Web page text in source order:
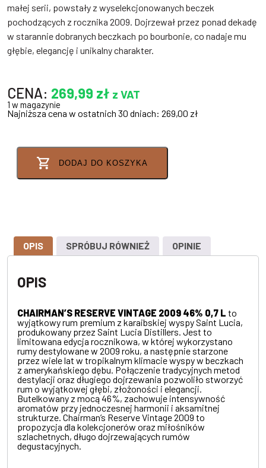
małej serii, powstały z wyselekcjonowanych beczek
pochodzących z rocznika 2009. Dojrzewał przez ponad dekadę
w starannie dobranych beczkach po bourbonie, co nadaje mu
głębie, elegancję i unikalny charakter.
CENA: 269,99 zł z VAT
1 w magazynie
Najniższa cena w ostatnich 30 dniach: 269,00 zł
DODAJ DO KOSZYKA
OPIS SPRÓBUJ RÓWNIEŻ OPINIE
OPIS
CHAIRMAN’S RESERVE VINTAGE 2009 46% 0,7 L to
wyjątkowy rum premium z karaibskiej wyspy Saint Lucia,
produkowany przez Saint Lucia Distillers. Jest to
limitowana edycja rocznikowa, w której wykorzystano
rumy destylowane w 2009 roku, a następnie starzone
przez wiele lat w tropikalnym klimacie wyspy w beczkach
z amerykańskiego dębu. Połączenie tradycyjnych metod
destylacji oraz długiego dojrzewania pozwoliło stworzyć
rum o wyjątkowej głębi, złożoności i elegancji.
Butelkowany z mocą 46%, zachowuje intensywność
aromatów przy jednoczesnej harmonii i aksamitnej
strukturze. Chairman’s Reserve Vintage 2009 to
propozycja dla kolekcjonerów oraz miłośników
szlachetnych, długo dojrzewających rumów
degustacyjnych.